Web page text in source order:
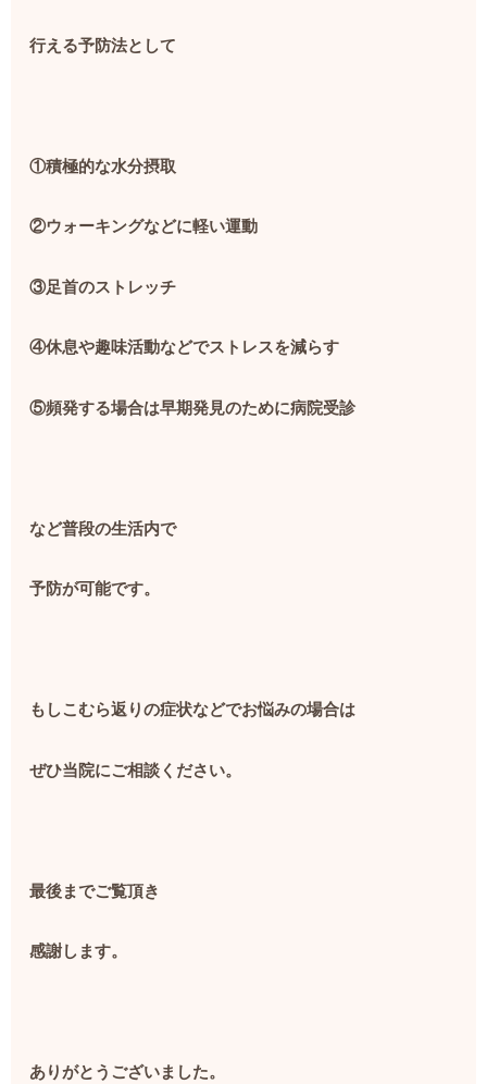
行える予防法として
①積極的な水分摂取
②ウォーキングなどに軽い運動
③足首のストレッチ
④休息や趣味活動などでストレスを減らす
⑤頻発する場合は早期発見のために病院受診
など普段の生活内で
予防が可能です。
もしこむら返りの症状などでお悩みの場合は
ぜひ当院にご相談ください。
最後までご覧頂き
感謝します。
ありがとうございました。